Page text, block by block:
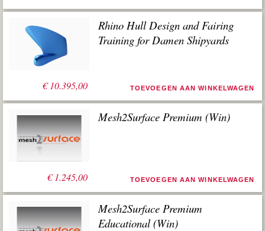
€10.395,00
Rhino Hull Design and Fairing
Training for Damen Shipyards
TOEVOEGEN AAN WINKELWAGEN
€1.245,00
Mesh2Surface Premium (Win)
TOEVOEGEN AAN WINKELWAGEN
Mesh2Surface Premium
Educational (Win)